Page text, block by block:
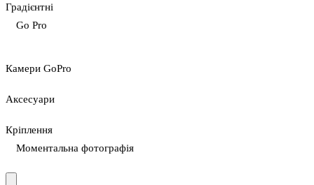
Градієнтні
Go Pro
Камери GoPro
Аксесуари
Кріплення
Моментальна фотографія